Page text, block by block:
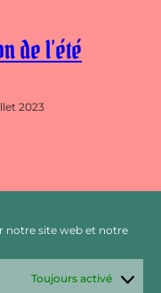
notre site web et notre
Toujours activé
de l’été
2023
– Anne